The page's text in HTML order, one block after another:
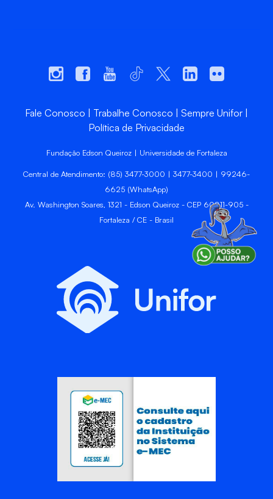
Fale Conosco Trabalhe Conosco
Sempre Unifor
Política de Privacidade
Fundação Edson Queiroz | Universidade de Fortaleza
Central de Atendimento: (85) 3477-3000 | 3477-3400 | 99246-
6625 (WhatsApp)
Av. Washington Soares, 1321 - Edson Queiroz - CEP 60811-905 -
Fortaleza / CE - Brasil